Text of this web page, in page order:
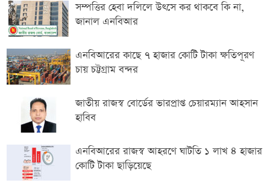
সম্পত্তির হেবা দলিলে উৎসে কর থাকবে কি না,
জানাল এনবিআর
এনবিআরের কাছে ৭ হাজার কোটি টাকা ক্ষতিপূরণ
চায় চট্টগ্রাম বন্দর
জাতীয় রাজস্ব বোর্ডের ভারপ্রাপ্ত চেয়ারম্যান আহসান
হাবিব
এনবিআরের রাজস্ব আহরণে ঘাটতি ১ লাখ ৪ হাজার
কোটি টাকা ছাড়িয়েছে